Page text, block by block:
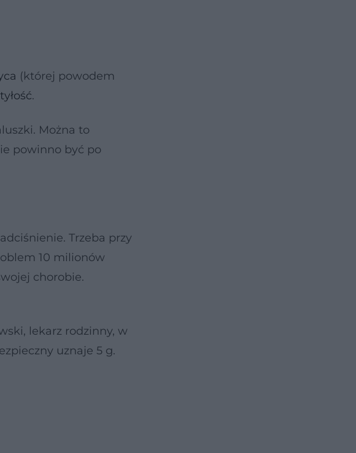
(której powodem
.
Można to
powinno być po
Trzeba przy
10 milionów
chorobie.
lekarz rodzinny, w
uznaje 5 g.